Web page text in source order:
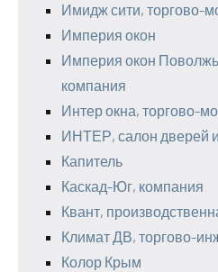
Имидж сити, торгово-
Империя окон
Империя окон
компания
Интер окна, торгово-
ИНТЕР, салон дверей
Капитель
Каскад-Юг, компания
Квант,
Климат ДВ, торгово-
Колор Крым